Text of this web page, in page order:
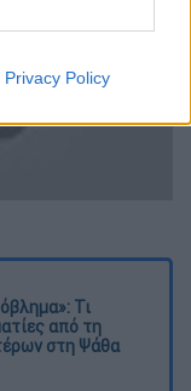
Privacy Policy
Τι
από τη
στη Ψάθα